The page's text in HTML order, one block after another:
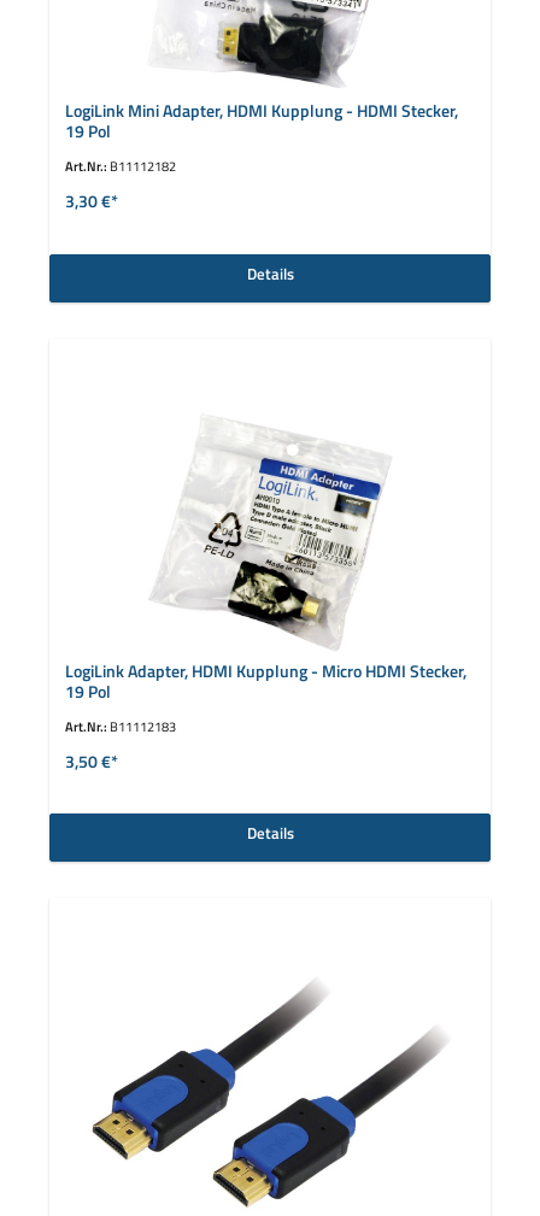
LogiLink Mini Adapter, HDMI Kupplung - HDMI Stecker,
19 Pol
Art.Nr.: B11112182
3,30 €*
Details
LogiLink Adapter, HDMI Kupplung - Micro HDMI Stecker,
19 Pol
Art.Nr.: B11112183
3,50 €*
Details